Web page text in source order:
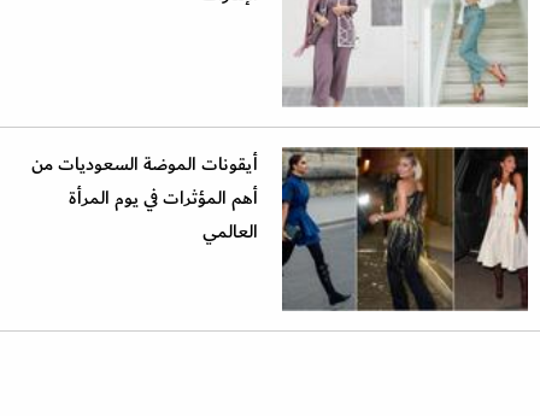
أيقونات الموضة السعوديات من
أهم المؤثرات في يوم المرأة
العالمي